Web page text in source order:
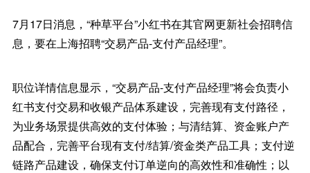
7月17日消息，“种草平台”小红书在其官网更新社会招聘信
息，要在上海招聘“交易产品-支付产品经理”。
职位详情信息显示，“交易产品-支付产品经理”将会负责小
红书支付交易和收银产品体系建设，完善现有支付路径，
为业务场景提供高效的支付体验；与清结算、资金账户产
品配合，完善平台现有支付/结算/资金类产品工具；支付逆
链路产品建设，确保支付订单逆向的高效性和准确性；以